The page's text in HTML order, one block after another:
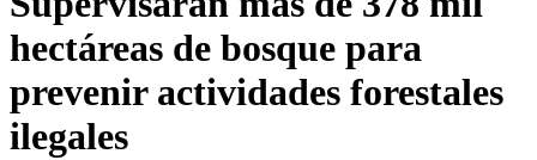
hectáreas de bosque para
prevenir actividades forestales
ilegales